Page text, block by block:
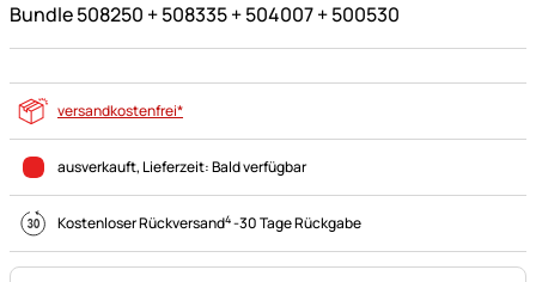
Bundle 508250 + 508335 + 504007 + 500530
versandkostenfrei*
ausverkauft, Lieferzeit:Bald verfügbar
Kostenloser Rückversand4-30 Tage Rückgabe